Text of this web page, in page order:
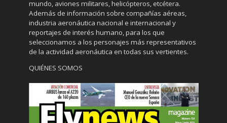
mundo, aviones militares, helicópteros, etcétera.
Además de información sobre compañías aéreas,
industria aeronáutica nacional e internacional y
reportajes de interés humano, para los que
seleccionamos a los personajes más representativos
de la actividad aeronáutica en todas sus vertientes.
QUIÉNES SOMOS